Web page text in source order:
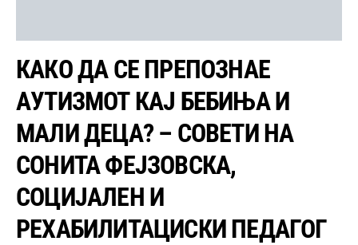
КАКО ДА СЕ ПРЕПОЗНАЕ
АУТИЗМОТ КАЈ БЕБИЊА И
МАЛИ ДЕЦА? – СОВЕТИ НА
СОНИТА ФЕЈЗОВСКА,
СОЦИЈАЛЕН И
РЕХАБИЛИТАЦИСКИ ПЕДАГОГ